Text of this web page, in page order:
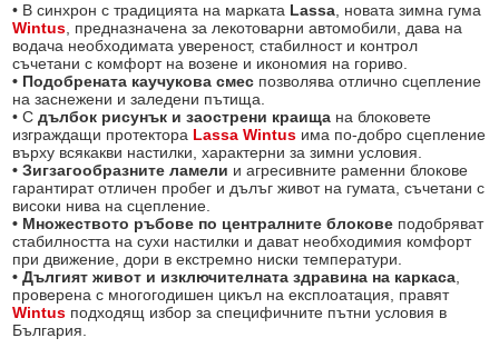
• В синхрон с традицията на марката Lassa , новата зимна гума
Wintus , предназначена за лекотоварни автомобили, дава на
водача необходимата увереност, стабилност и контрол
съчетани с комфорт на возене и икономия на гориво.
• Подобрената каучукова смес позволява отлично сцепление
на заснежени и заледени пътища.
• Сдълбок рисунък и заострени краища на блоковете
изграждащи протектора Lassa Wintus има по-добро сцепление
върху всякакви настилки, характерни за зимни условия.
• Зигзагообразните ламели и агресивните раменни блокове
гарантират отличен пробег и дълъг живот на гумата, съчетани с
високи нива на сцепление.
• Множеството ръбове по централните блокове подобряват
стабилността на сухи настилки и дават необходимия комфорт
при движение, дори в екстремно ниски температури.
• Дългият живот и изключителната здравина на каркаса
проверена с многогодишен цикъл на експлоатация, правят
Wintus подходящ избор за специфичните пътни условия в
България.